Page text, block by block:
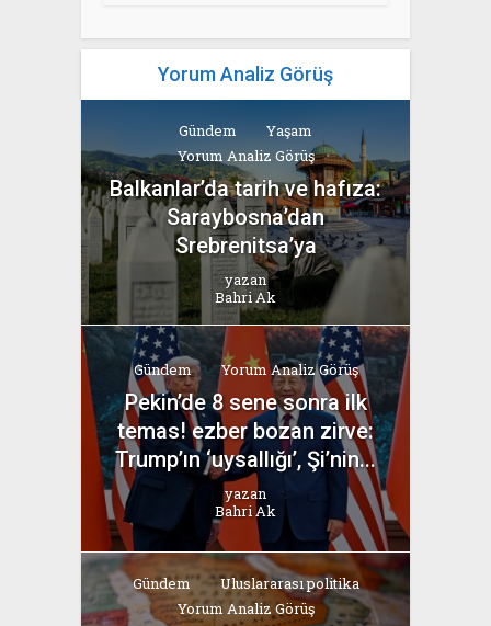
Yorum Analiz Görüş
Gündem
Yaşam
Yorum Analiz Görüş
Balkanlar’da tarih ve hafıza:
Saraybosna’dan
Srebrenitsa’ya
yazan
Bahri Ak
Gündem Yorum Analiz Görüş
Pekin’de 8 sene sonra ilk
temas! ezber bozan zirve:
Trump’ın ‘uysallığı’, Şi’nin...
yazan
Bahri Ak
Gündem
Uluslararası politika
Yorum Analiz Görüş